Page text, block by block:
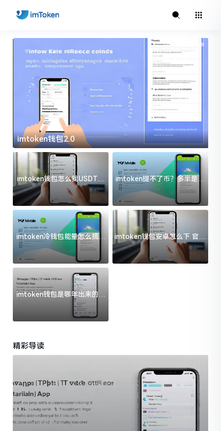
imtoken钱包2.0
imtoken钱包怎么找USDT地
址？三步搞定不踩坑
imtoken提不了币？多半是这
几件事没处理好
imtoken冷钱包能量怎么搞？
过来人告诉你门道
imtoken钱包安卓怎么下 官方
渠道避坑指南
imtoken钱包是哪年出来的？
一文给你说清楚
精彩导读